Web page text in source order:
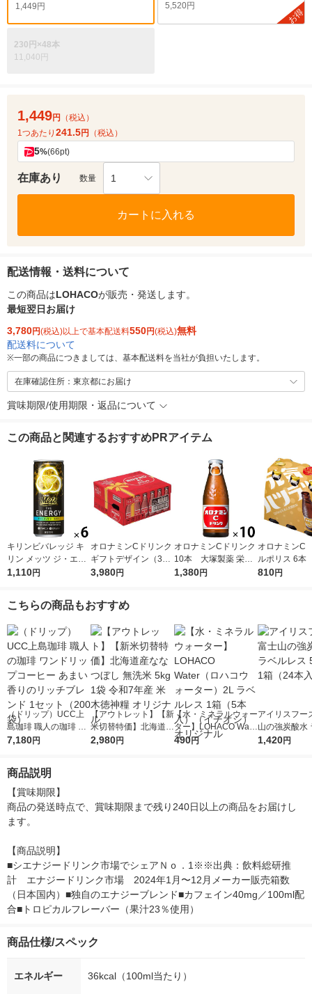
1,449円
5,520円
お得
230円×48本
11,040円
1,449円
（税込）
1つあたり 241.5円 （税込）
5%(66pt)
在庫あり 数量 1
カートに入れる
配送情報・送料について
この商品はLOHACOが販売・発送します。
最短翌日お届け
3,780円(税込)以上で基本配送料550円(税込)無料
配送料について
※一部の商品につきましては、基本配送料を当社が負担いたします。
在庫確認住所：東京都にお届け
賞味期限/使用期限・返品について
この商品と関連するおすすめPRアイテム
キリンビバレッジ キ
リン メッツ ジ・エナ
ジー 250ml 1セット
1,110円
オロナミンCドリンク
ギフトデザイン（30
本入）1箱 大塚製薬
3,980円
オロナミンCドリンク
10本 大塚製薬 栄養
ドリンク（イチオシ）
1,380円
オロナミンC
ルポリス 6
薬 栄養ドリ
810円
こちらの商品もおすすめ
（ドリップ）UCC上
島珈琲 職人の珈琲 ワ
ンドリップコーヒー
袋）
7,180円
【アウトレット】【新
米切替特価】北海道産
ななつぼし 無洗米 5k
2,980円
【水・ミネラルウォー
ター】LOHACO Wate
r（ロハコウォータ
490円
アイリスフー
山の強炭酸水
レス 500ml 1
1,420円
商品説明
【賞味期限】
商品の発送時点で、賞味期限まで残り240日以上の商品をお届けし
ます。
【商品説明】
■シエナジードリンク市場でシェアＮｏ．1※※出典：飲料総研推
計　エナジードリンク市場　2024年1月〜12月メーカー販売箱数
（日本国内）■独自のエナジーブレンド■カフェイン40mg／100ml配
合■トロピカルフレーバー（果汁23％使用）
商品仕様/スペック
エネルギー 36kcal（100ml当たり）